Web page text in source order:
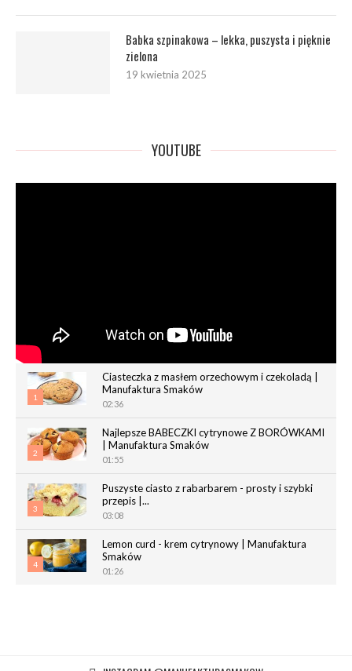
Babka szpinakowa – lekka, puszysta i pięknie
zielona
19 kwietnia 2025
YOUTUBE
1
Ciasteczka z masłem orzechowym i czekoladą |
Manufaktura Smaków
02:36
2
Najlepsze BABECZKI cytrynowe Z BORÓWKAMI
| Manufaktura Smaków
01:55
3
Puszyste ciasto z rabarbarem - prosty i szybki
przepis |...
03:08
4
Lemon curd - krem cytrynowy | Manufaktura
Smaków
01:26